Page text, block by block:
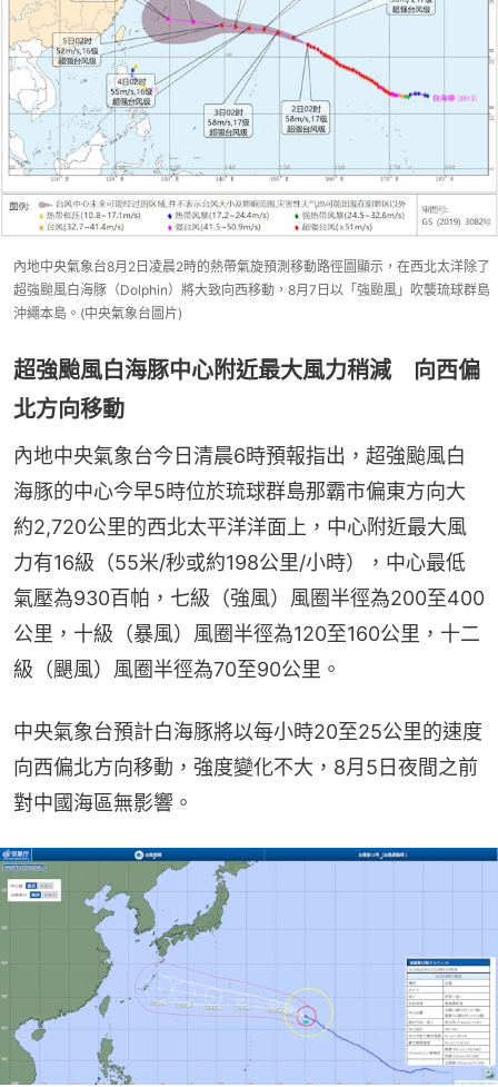
內地中央氣象台8月2日凌晨2時的熱帶氣旋預測移動路徑圖顯示，在西北太洋除了
超強颱風白海豚（Dolphin）將大致向西移動，8月7日以「強颱風」吹襲琉球群島
沖繩本島。(中央氣象台圖片)
超強颱風白海豚中心附近最大風力稍減 向西偏
北方向移動
內地中央氣象台今日清晨6時預報指出，超強颱風白
海豚的中心今早5時位於琉球群島那霸市偏東方向大
約2,720公里的西北太平洋洋面上，中心附近最大風
力有16級（55米/秒或約198公里/小時），中心最低
氣壓為930百帕，七級（強風）風圈半徑為200至400
公里，十級（暴風）風圈半徑為120至160公里，十二
級（颶風）風圈半徑為70至90公里。
中央氣象台預計白海豚將以每小時20至25公里的速度
向西偏北方向移動，強度變化不大，8月5日夜間之前
對中國海區無影響。